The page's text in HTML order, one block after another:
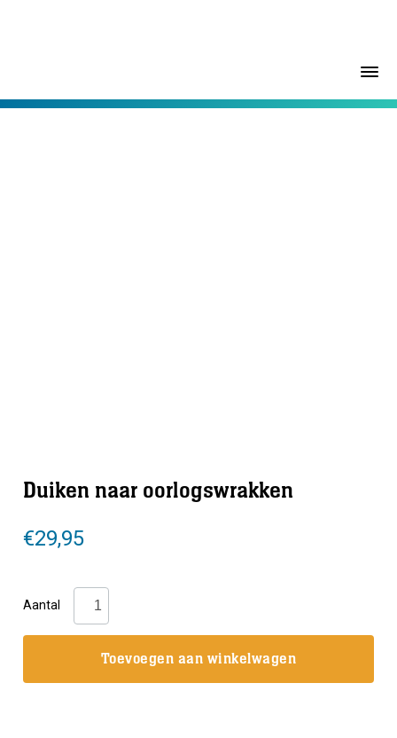
Duiken naar oorlogswrakken
€29,95
Aantal
Duiken
naar
Toevoegen aan winkelwagen